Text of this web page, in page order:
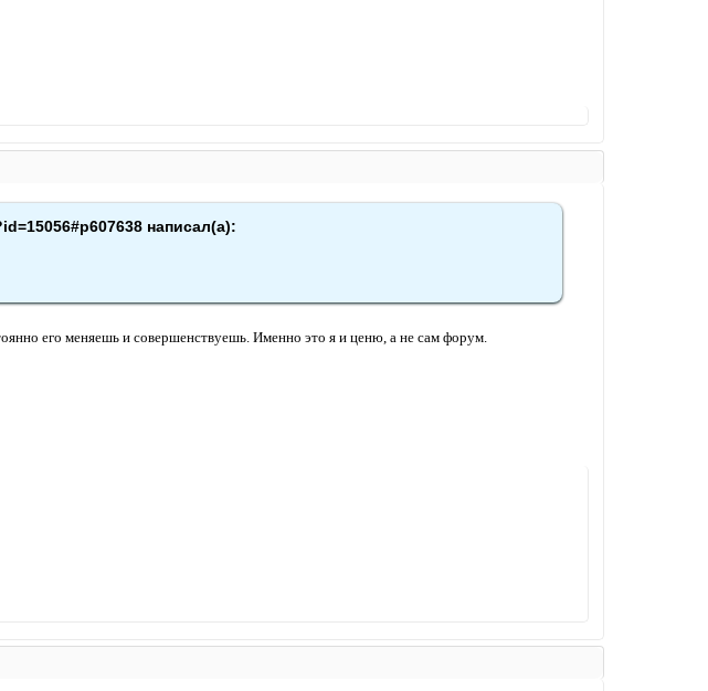
написал(а):
его меняешь и совершенствуешь. Именно это я и ценю, а не сам форум.